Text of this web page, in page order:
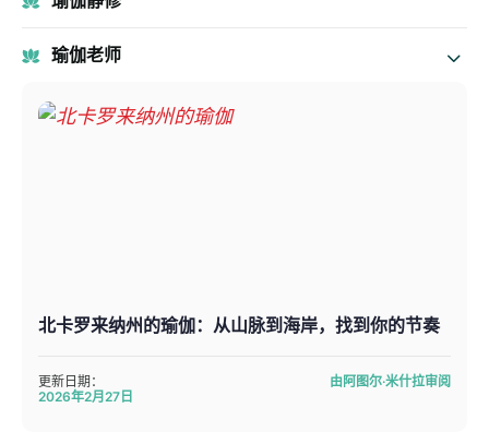
瑜伽老师
北卡罗来纳州的瑜伽：从山脉到海岸，找到你的节奏
更新日期：
2026年2月27日
由阿图尔·米什拉审阅